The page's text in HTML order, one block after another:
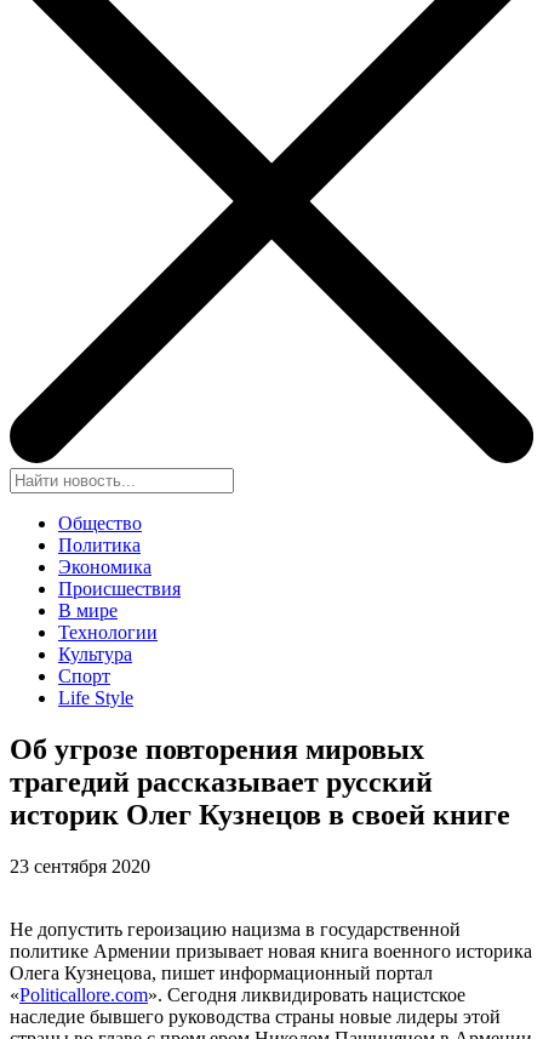
Общество
Политика
Экономика
Происшествия
В мире
Технологии
Культура
Спорт
Life Style
Об угрозе повторения мировых
трагедий рассказывает русский
историк Олег Кузнецов в своей книге
23 сентября 2020
Не допустить героизацию нацизма в государственной
политике Армении призывает новая книга военного историка
Олега Кузнецова, пишет информационный портал
«Politicallore.com». Сегодня ликвидировать нацистское
наследие бывшего руководства страны новые лидеры этой